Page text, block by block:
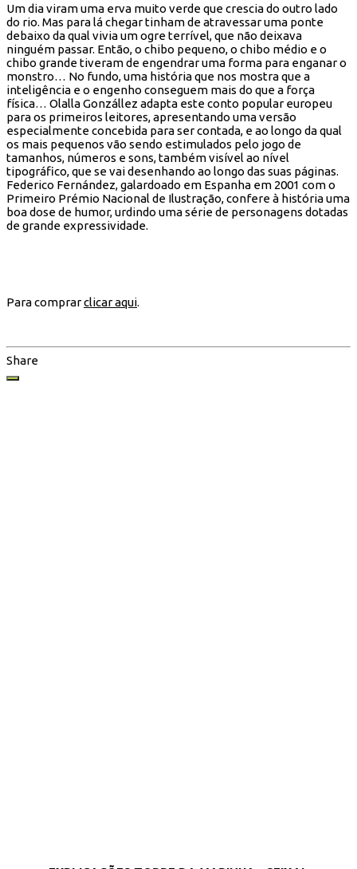
Um dia viram uma erva muito verde que crescia do outro lado
do rio. Mas para lá chegar tinham de atravessar uma ponte
debaixo da qual vivia um ogre terrível, que não deixava
ninguém passar. Então, o chibo pequeno, o chibo médio e o
chibo grande tiveram de engendrar uma forma para enganar o
monstro… No fundo, uma história que nos mostra que a
inteligência e o engenho conseguem mais do que a força
física… Olalla Gonzállez adapta este conto popular europeu
para os primeiros leitores, apresentando uma versão
especialmente concebida para ser contada, e ao longo da qual
os mais pequenos vão sendo estimulados pelo jogo de
tamanhos, números e sons, também visível ao nível
tipográfico, que se vai desenhando ao longo das suas páginas.
Federico Fernández, galardoado em Espanha em 2001 com o
Primeiro Prémio Nacional de Ilustração, confere à história uma
boa dose de humor, urdindo uma série de personagens dotadas
de grande expressividade.
Para comprarclicar aqui.
Share